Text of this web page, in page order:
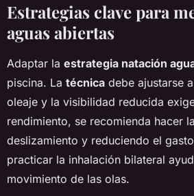
Estrategias clave para
aguas abiertas
Adaptar la estrategia natación
piscina. La técnica debe ajustarse
oleaje y la visibilidad reducida
rendimiento, se recomienda hacer
deslizamiento y reduciendo el
practicar la inhalación bilateral
movimiento de las olas.